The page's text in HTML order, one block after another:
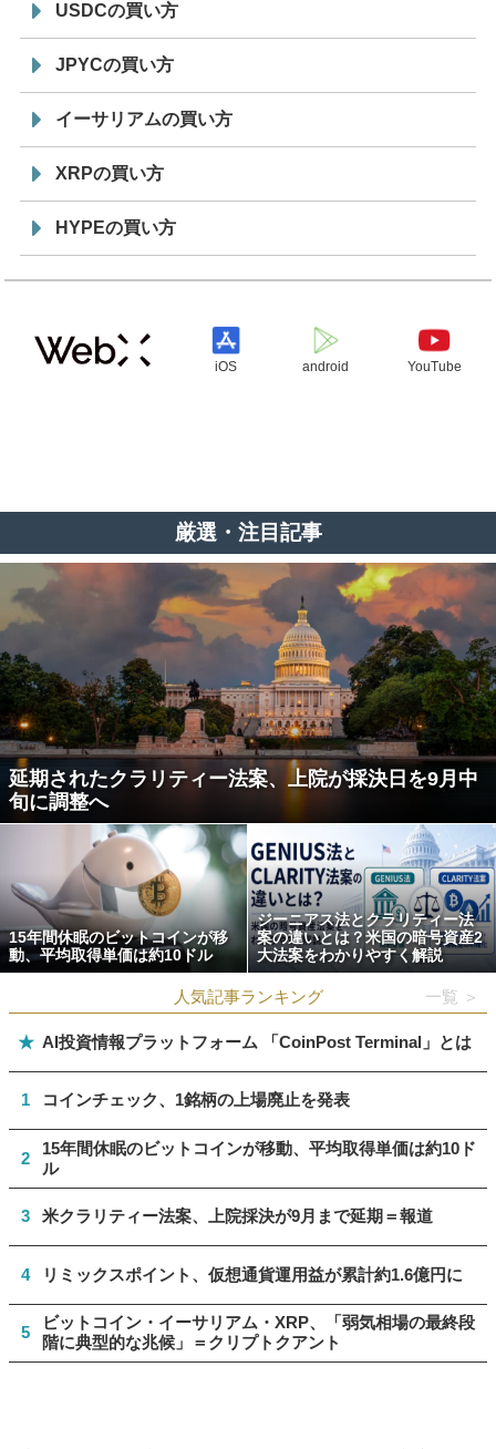
USDCの買い方
JPYCの買い方
イーサリアムの買い方
XRPの買い方
HYPEの買い方
iOS android YouTube
厳選・注目記事
延期されたクラリティー法案、上院が採決日を9月中
旬に調整へ
15年間休眠のビットコインが移
動、平均取得単価は約10ドル
ジーニアス法とクラリティー法
案の違いとは？米国の暗号資産2
大法案をわかりやすく解説
人気記事ランキング 一覧 ＞
★ AI投資情報プラットフォーム 「CoinPost Terminal」とは
1 コインチェック、1銘柄の上場廃止を発表
2
15年間休眠のビットコインが移動、平均取得単価は約10ド
ル
3 米クラリティー法案、上院採決が9月まで延期＝報道
4 リミックスポイント、仮想通貨運用益が累計約1.6億円に
5
ビットコイン・イーサリアム・XRP、「弱気相場の最終段
階に典型的な兆候」＝クリプトクアント